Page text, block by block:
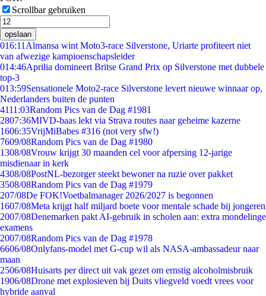
Scrollbar gebruiken
opslaan
016:11 Almansa wint Moto3-race Silverstone, Uriarte profiteert niet
van afwezige kampioenschapsleider
014:46Aprilia domineert Britse Grand Prix op Silverstone met dubbele
top-3
013:59Sensationele Moto2-race Silverstone levert nieuwe winnaar op,
Nederlanders buiten de punten
4111:03Random Pics van de Dag #1981
2807:36MIVD-baas lekt via Strava routes naar geheime kazerne
1606:35VrijMiBabes #316 (not very sfw!)
7609/08Random Pics van de Dag #1980
1308/08Vrouw krijgt 30 maanden cel voor afpersing 12-jarige
misdienaar in kerk
4308/08PostNL-bezorger steekt bewoner na ruzie over pakket
3508/08Random Pics van de Dag #1979
207/08De FOK!Voetbalmanager 2026/2027 is begonnen
1607/08Meta krijgt half miljard boete voor mentale schade bij jongeren
2007/08Denemarken pakt AI-gebruik in scholen aan: extra mondelinge
examens
2007/08Random Pics van de Dag #1978
6606/08Onlyfans-model met G-cup wil als NASA-ambassadeur naar
maan
2506/08Huisarts per direct uit vak gezet om ernstig alcoholmisbruik
1906/08Drone met explosieven bij Duits vliegveld voedt vrees voor
hybride aanval